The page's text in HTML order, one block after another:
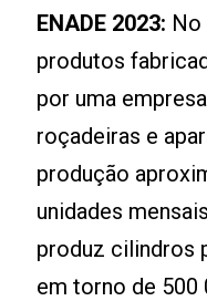
ENADE 2023: No
produtos
por uma
roçadeiras e
produção
unidades
produz cilindros
em torno de 500